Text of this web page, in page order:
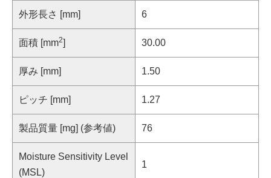
外形長さ [mm] 6
面積 [mm2] 30.00
厚み [mm] 1.50
ピッチ [mm] 1.27
製品質量 [mg] (参考値) 76
Moisture Sensitivity Level
(MSL)
1